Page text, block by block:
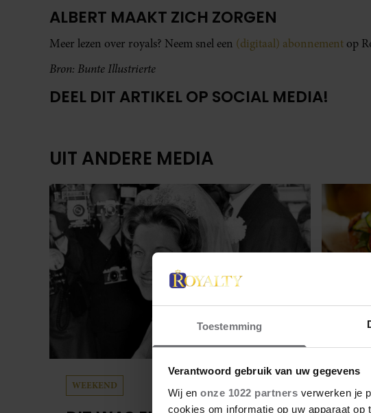
Toestemming
Verantwoord gebruik van uw gegevens
Wij en onze 1022 partners verwerken je
cookies om informatie op uw apparaat
ALBERT MAAKT ZICH ZORGEN
Meer lezen over royals? Neem snel een (digitaal) abonnement op
Bron: Bunte Illustrierte
DEEL DIT ARTIKEL OP SOCIAL MEDIA!
UIT ANDERE MEDIA
WEEKEND